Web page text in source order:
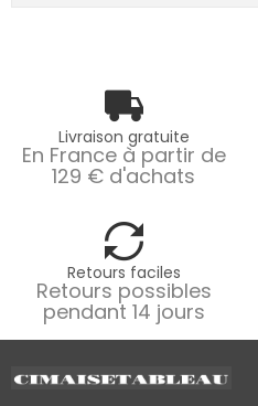
Livraison gratuite
En France à partir de
129 € d'achats
Retours faciles
Retours possibles
pendant 14 jours